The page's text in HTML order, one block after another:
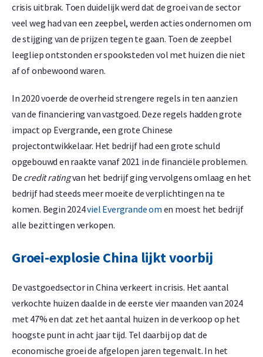
crisis uitbrak. Toen duidelijk werd dat de groei van de sector
veel weg had van een zeepbel, werden acties ondernomen om
de stijging van de prijzen tegen te gaan. Toen de zeepbel
leegliep ontstonden er spooksteden vol met huizen die niet
af of onbewoond waren.
In 2020 voerde de overheid strengere regels in ten aanzien
van de financiering van vastgoed. Deze regels hadden grote
impact op Evergrande, een grote Chinese
projectontwikkelaar. Het bedrijf had een grote schuld
opgebouwd en raakte vanaf 2021 in de financiële problemen.
De credit ratingvan het bedrijf ging vervolgens omlaag en het
bedrijf had steeds meer moeite de verplichtingen na te
komen. Begin 2024viel Evergrande om en moest het bedrijf
alle bezittingen verkopen.
Groei-explosie China lijkt voorbij
De vastgoedsector in China verkeert in crisis. Het aantal
verkochte huizen daalde in de eerste vier maanden van 2024
met 47% en dat zet het aantal huizen in de verkoop op het
hoogste punt in acht jaar tijd. Tel daarbij op dat de
economische groei de afgelopen jaren tegenvalt. In het